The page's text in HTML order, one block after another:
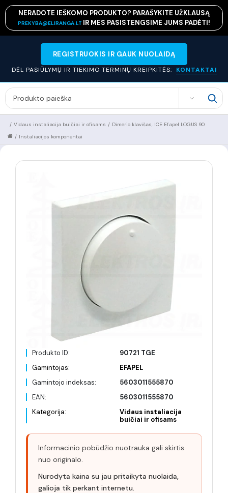
NERADOTE IEŠKOMO PRODUKTO? PARAŠYKITE UŽKLAUSĄ
PREKYBA@ELIRANGA.LT IR MES PASISTENGSIME JUMS PADĖTI!
REGISTRUOKIS IR GAUK NUOLAIDĄ
DĖL PASIŪLYMŲ IR TIEKIMO TERMINŲ KREIPKITĖS: KONTAKTAI
SEARCH
Dimerio klavišas, ICE Efapel LOGUS 90
/
Vidaus instaliacija buičiai ir ofisams
/
Instaliacijos komponentai
/
Produkto ID:
90721 TGE
Gamintojas:
EFAPEL
Gamintojo indeksas:
5603011555870
EAN:
5603011555870
Kategorija:
Vidaus instaliacija
buičiai ir ofisams
Informacinio pobūdžio nuotrauka gali skirtis
nuo originalo.
Nurodyta kaina su jau pritaikyta nuolaida,
galioja tik perkant internetu.